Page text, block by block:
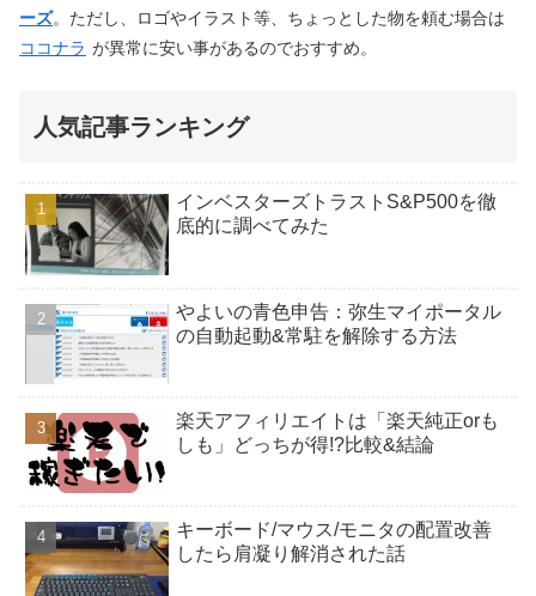
ーズ。ただし、ロゴやイラスト等、ちょっとした物を頼む場合は
ココナラ が異常に安い事があるのでおすすめ。
人気記事ランキング
インベスターズトラストS&P500を徹
底的に調べてみた
やよいの青色申告：弥生マイポータル
の自動起動&常駐を解除する方法
楽天アフィリエイトは「楽天純正orも
しも」どっちが得!?比較&結論
キーボード/マウス/モニタの配置改善
したら肩凝り解消された話